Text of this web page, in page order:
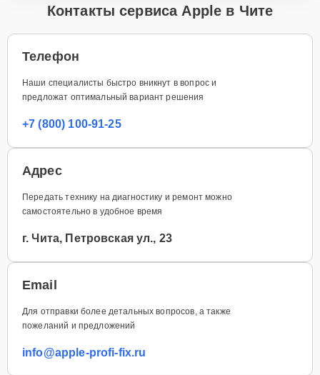
Контакты сервиса Apple в Чите
Телефон
Наши специалисты быстро вникнут в вопрос и
предложат оптимальный вариант решения
+7 (800) 100-91-25
Адрес
Передать технику на диагностику и ремонт можно
самостоятельно в удобное время
г. Чита, Петровская ул., 23
Email
Для отправки более детальных вопросов, а также
пожеланий и предложений
info@apple-profi-fix.ru